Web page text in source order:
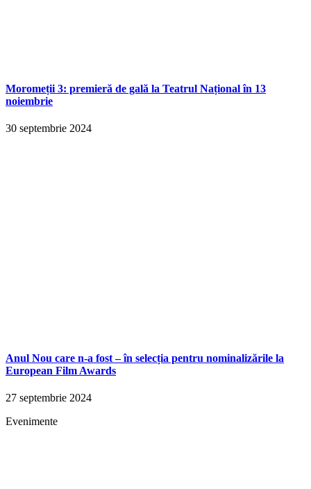
Moromeții 3: premieră de gală la Teatrul Național în 13
noiembrie
30 septembrie 2024
Anul Nou care n-a fost – în selecția pentru nominalizările la
European Film Awards
27 septembrie 2024
Evenimente